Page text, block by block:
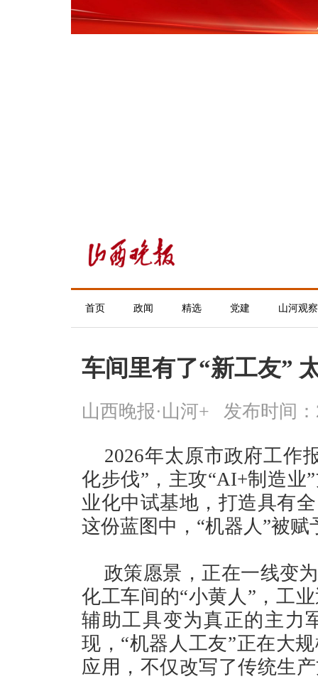
首页 政闻 精选 党建 山河观察
车间里有了“新工友”
山西晚报·山河+ 发布时间：
2026年太原市政府工作
化步伐”，主攻“AI+制造业
业化中试基地，打造具有
这份蓝图中，“机器人”被
政策愿景，正在一线变
化工车间的“小黄人”，工
辅助工具变为真正的主力
现，“机器人工友”正在大
应用，不仅改写了传统生